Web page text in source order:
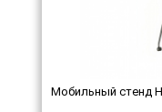
Мобильный стенд